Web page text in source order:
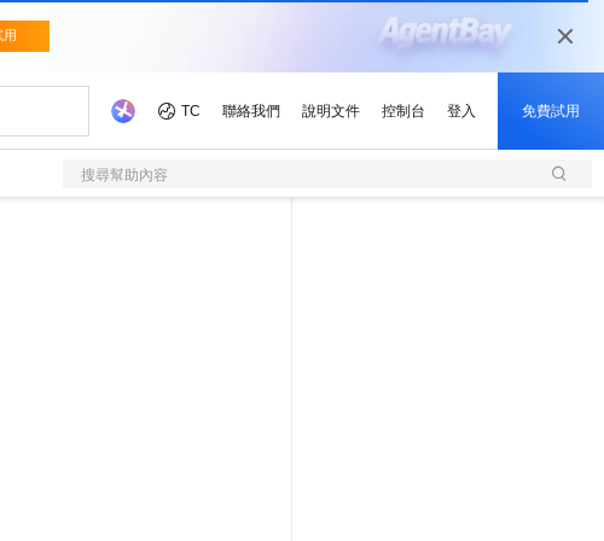
搜尋幫助內容